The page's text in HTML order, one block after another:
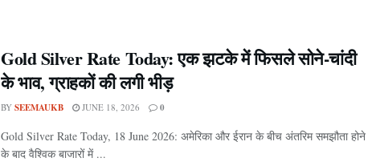
Gold Silver Rate Today: एक झटके में फिसले सोने-चांदी
के भाव, ग्राहकों की लगी भीड़
BY SEEMAUKB JUNE 18, 2026 0
Gold Silver Rate Today, 18 June 2026: अमेरिका और ईरान के बीच अंतरिम समझौता होने
के बाद वैश्विक बाजारों में ...